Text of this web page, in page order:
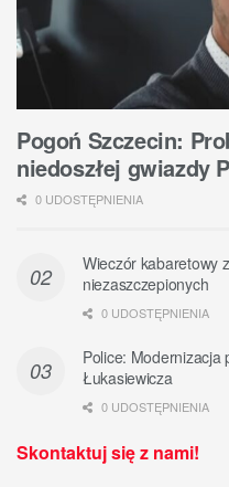
Pogoń Szczecin:
niedoszłej gwiazdy
0 UDOSTĘPNIENIA
Wieczór kabaretowy
niezaszczepionych
0 UDOSTĘPNIENIA
Police: Modernizacja
Łukasiewicza
0 UDOSTĘPNIENIA
Skontaktuj się z nami!